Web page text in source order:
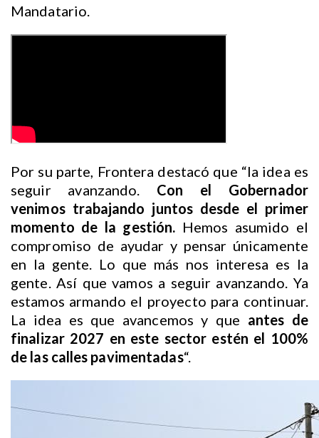
Mandatario.
Por su parte, Frontera destacó que “la idea es
seguir avanzando. Con el Gobernador
venimos trabajando juntos desde el primer
momento de la gestión. Hemos asumido el
compromiso de ayudar y pensar únicamente
en la gente. Lo que más nos interesa es la
gente. Así que vamos a seguir avanzando. Ya
estamos armando el proyecto para continuar.
La idea es que avancemos y que antes de
finalizar 2027 en este sector estén el 100%
de las calles pavimentadas“.